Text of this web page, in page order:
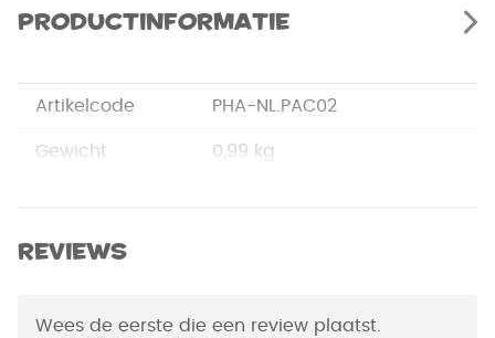
Zorg dus dat je goed staat... Wie aan het einde van
spel.
Productinformatie
Artikelcode PHA-NL.PAC02
Gewicht 0,99 kg
Afmetingen
EAN Code 8717249192695
Reviews
Wees de eerste die een review plaatst.